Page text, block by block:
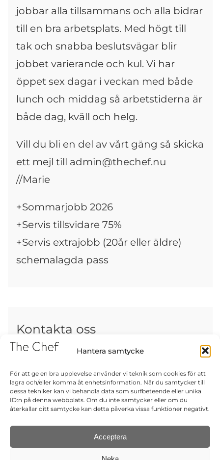
Hantera samtycke
För att ge en bra upplevelse använder vi teknik som cookies för att
lagra och/eller komma åt enhetsinformation. När du samtycker till
dessa tekniker kan vi behandla data som surfbeteende eller unika
ID:n på denna webbplats. Om du inte samtycker eller om du
återkallar ditt samtycke kan detta påverka vissa funktioner negativt.
Acceptera
jobbar alla tillsammans och alla bidrar
till en bra arbetsplats. Med högt till
tak och snabba beslutsvägar blir
jobbet varierande och kul. Vi har
öppet sex dagar i veckan med både
lunch och middag så arbetstiderna är
både dag, kväll och helg.
Vill du bli en del av vårt gäng så skicka
ett mejl till admin@thechef.nu
//Marie
+Sommarjobb 2026
+Servis tillsvidare 75%
+Servis extrajobb (20år eller äldre)
schemalagda pass
Kontakta oss
admin@thechef.nu
Tel: 0660-30 90 00 |